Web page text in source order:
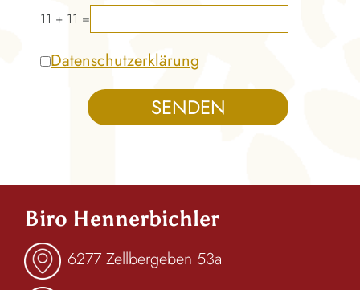
11 + 11 =
Nutzungsbedingungen
Datenschutzerklärung
SENDEN
Biro Hennerbichler
6277 Zellbergeben 53a